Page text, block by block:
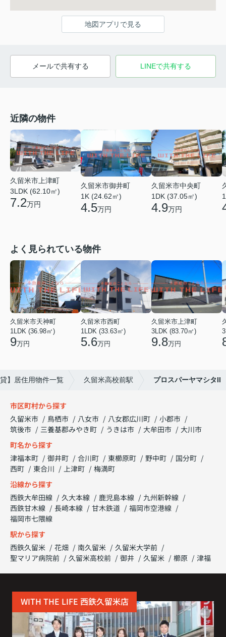
地図アプリで見る
メールで共有する LINEで共有する
近隣の物件
久留米市上津町
3LDK (62.10㎡)
7.2万円
久留米市御井町
1K (24.62㎡)
4.5万円
久留米市中央町
1DK (37.05㎡)
4.9万円
よく見られている物件
久留米市天神町
1LDK (36.98㎡)
9万円
久留米市西町
1LDK (33.63㎡)
5.6万円
久留米市上津町
3LDK (83.70㎡)
9.8万円
】居住用物件一覧 久留米高校前駅 プロスパーヤマシタII
市区町村から探す
久留米市
鳥栖市 八女市 八女郡広川町
小郡市
筑後市
三養基郡みやき町 うきは市 大牟田市
大川市
町名から探す
津福本町
御井町 合川町 東櫛原町 野中町
国分町
西町
東合川 上津町
梅満町
沿線から探す
西鉄大牟田線
久大本線 鹿児島本線
九州新幹線
西鉄甘木線
長崎本線 甘木鉄道
福岡市空港線
福岡市七隈線
駅から探す
西鉄久留米
花畑 南久留米
久留米大学前
聖マリア病院前
久留米高校前 御井 久留米 櫛原 津福
WITH THE LIFE 西鉄久留米店